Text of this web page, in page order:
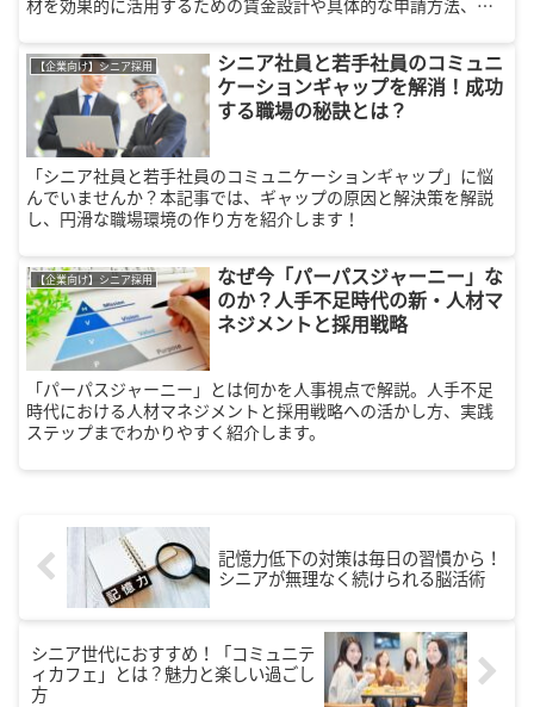
シニアの活躍を支援する活用術をご紹介します。
【企業向け】シニア採用
シニア社員と若手社員のコミュニ
ケーションギャップを解消！成功
する職場の秘訣とは？
「シニア社員と若手社員のコミュニケーションギャップ」に悩
んでいませんか？本記事では、ギャップの原因と解決策を解説
し、円滑な職場環境の作り方を紹介します！
【企業向け】シニア採用
なぜ今「パーパスジャーニー」な
のか？人手不足時代の新・人材マ
ネジメントと採用戦略
「パーパスジャーニー」とは何かを人事視点で解説。人手不足
時代における人材マネジメントと採用戦略への活かし方、実践
ステップまでわかりやすく紹介します。
記憶力低下の対策は毎日の習慣から！
シニアが無理なく続けられる脳活術
シニア世代におすすめ！「コミュニテ
ィカフェ」とは？魅力と楽しい過ごし
方